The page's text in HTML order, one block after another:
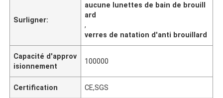
Surligner:
aucune lunettes de bain de brouill
ard
,
verres de natation d'anti brouillard
Capacité d'approv
isionnement
100000
Certification CE,SGS